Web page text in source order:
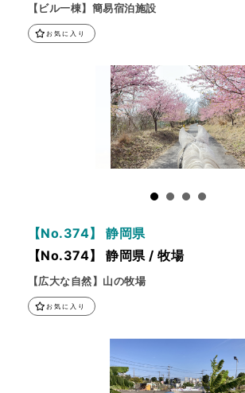
【ビル一棟】簡易宿泊施設
お気に入り
【No.374】 静岡県
【No.374】 静岡県 / 牧場
【広大な自然】山の牧場
お気に入り